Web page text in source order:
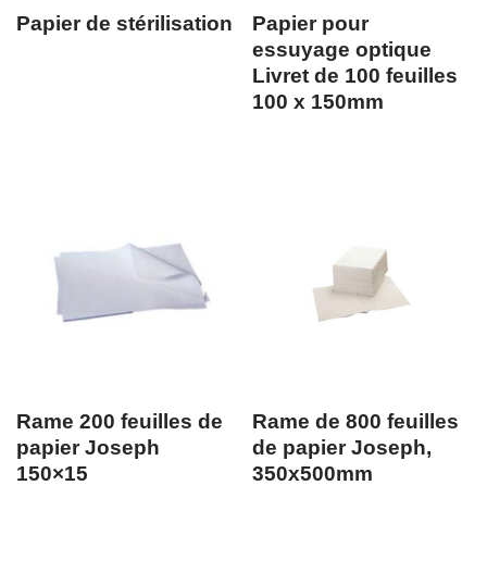
Papier de stérilisation
Papier pour
essuyage optique
Livret de 100 feuilles
100 x 150mm
Rame 200 feuilles de
papier Joseph
150×15
Rame de 800 feuilles
de papier Joseph,
350x500mm